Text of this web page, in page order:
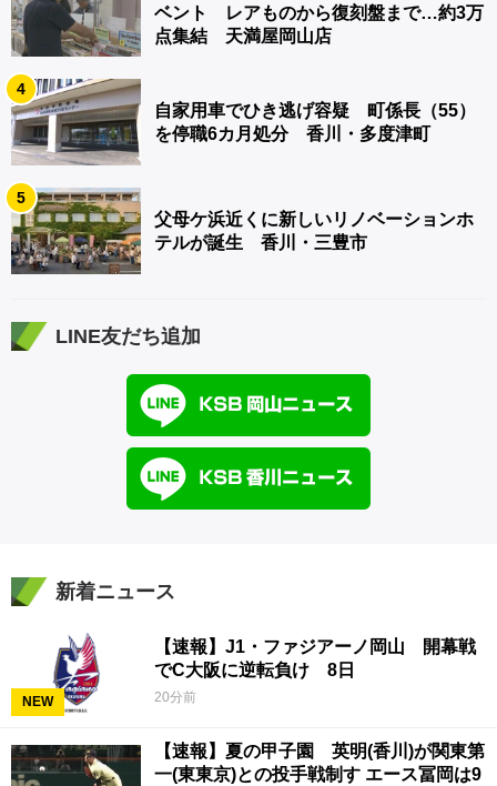
ベント レアものから復刻盤まで…約3万
点集結 天満屋岡山店
4
自家用車でひき逃げ容疑 町係長（55）
を停職6カ月処分 香川・多度津町
5
父母ケ浜近くに新しいリノベーションホ
テルが誕生 香川・三豊市
LINE友だち追加
新着ニュース
NEW
【速報】J1・ファジアーノ岡山 開幕戦
でC大阪に逆転負け 8日
20分前
【速報】夏の甲子園 英明(香川)が関東第
一(東東京)との投手戦制す エース冨岡は9